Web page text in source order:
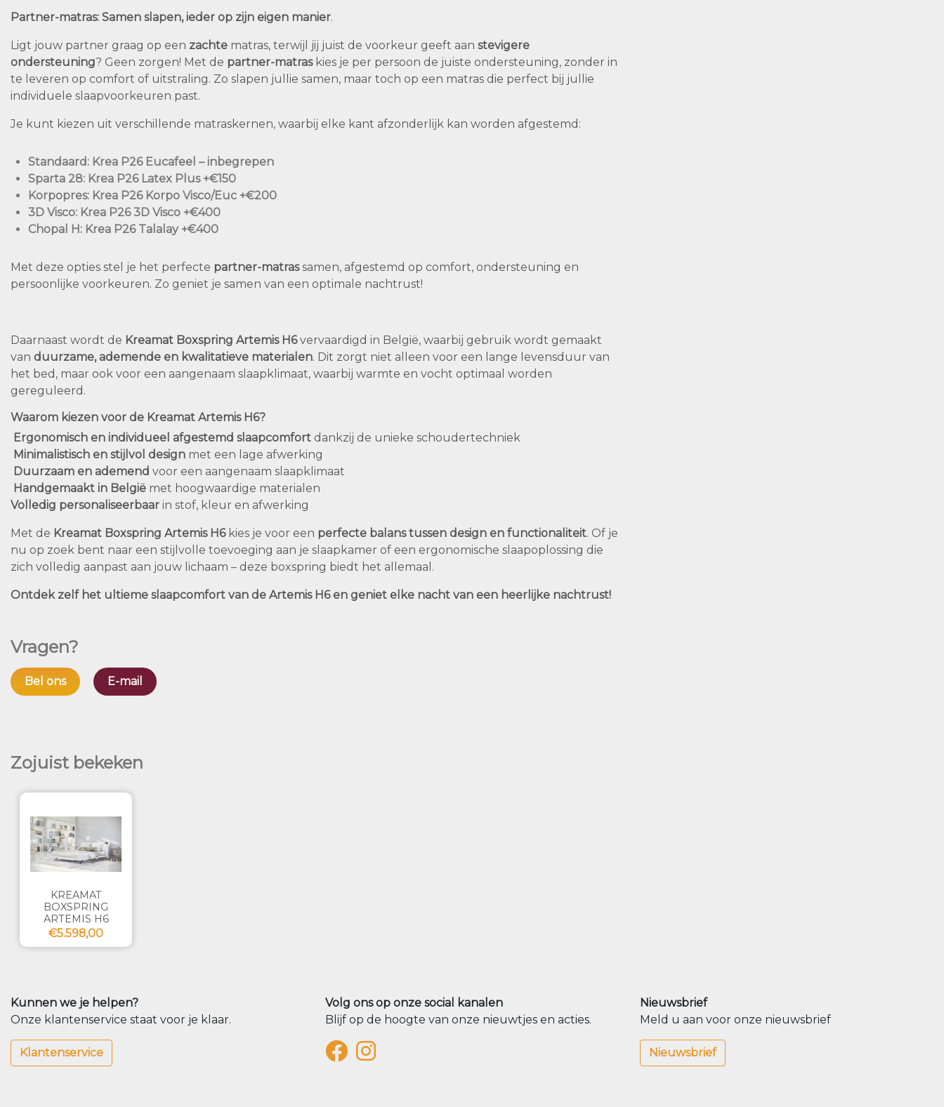
Partner-matras: Samen slapen, ieder op zijn eigen manier.
Ligt jouw partner graag op een zachte matras, terwijl jij juist de voorkeur geeft aan stevigere
ondersteuning? Geen zorgen! Met de partner-matraskies je per persoon de juiste ondersteuning, zonder in
te leveren op comfort of uitstraling. Zo slapen jullie samen, maar toch op een matras die perfect bij jullie
individuele slaapvoorkeuren past.
Je kunt kiezen uit verschillende matraskernen, waarbij elke kant afzonderlijk kan worden afgestemd:
Standaard: Krea P26 Eucafeel – inbegrepen
Sparta 28: Krea P26 Latex Plus +€150
Korpopres: Krea P26 Korpo Visco/Euc +€200
3D Visco: Krea P26 3D Visco +€400
Chopal H: Krea P26 Talalay +€400
Met deze opties stel je het perfecte partner-matrassamen, afgestemd op comfort, ondersteuning en
persoonlijke voorkeuren. Zo geniet je samen van een optimale nachtrust!
Daarnaast wordt de Kreamat Boxspring Artemis H6vervaardigd in België, waarbij gebruik wordt gemaakt
van duurzame, ademende en kwalitatieve materialen. Dit zorgt niet alleen voor een lange levensduur van
het bed, maar ook voor een aangenaam slaapklimaat, waarbij warmte en vocht optimaal worden
gereguleerd.
Waarom kiezen voor de Kreamat Artemis H6?
Ergonomisch en individueel afgestemd slaapcomfort dankzij de unieke schoudertechniek
Minimalistisch en stijlvol design met een lage afwerking
Duurzaam en ademend voor een aangenaam slaapklimaat
Handgemaakt in België met hoogwaardige materialen
Volledig personaliseerbaar in stof, kleur en afwerking
Met de Kreamat Boxspring Artemis H6 kies je voor een perfecte balans tussen design en functionaliteit. Of je
nu op zoek bent naar een stijlvolle toevoeging aan je slaapkamer of een ergonomische slaapoplossing die
zich volledig aanpast aan jouw lichaam – deze boxspring biedt het allemaal.
Ontdek zelf het ultieme slaapcomfort van de Artemis H6 en geniet elke nacht van een heerlijke nachtrust!
Vragen?
Bel ons E-mail
Zojuist bekeken
KREAMAT
BOXSPRING
ARTEMIS H6
€5.598,00
Kunnen we je helpen?
Onze klantenservice staat voor je klaar.
Klantenservice
Volg ons op onze social kanalen
Blijf op de hoogte van onze nieuwtjes en acties.
Nieuwsbrief
Meld u aan voor onze nieuwsbrief
Nieuwsbrief